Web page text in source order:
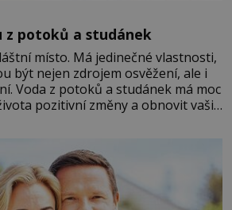
z potoků a studánek
místo. Má jedinečné vlastnosti,
být nejen zdrojem osvěžení, ale i
Voda z potoků a studánek má moc
pozitivní změny a obnovit vaši
rituály a přinést do svého života
Je důležité